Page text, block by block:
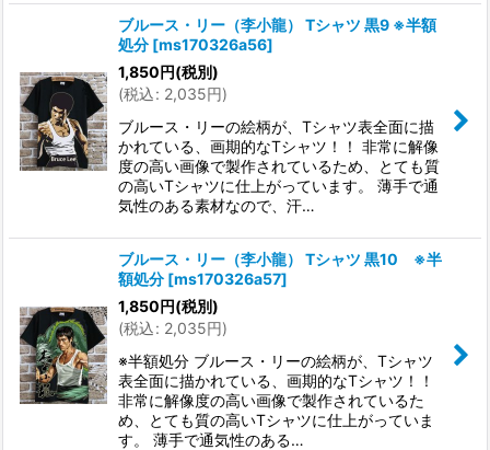
ブルース・リー（李小龍） Tシャツ 黒9 ※半額
処分 [ms170326a56]
1,850円(税別)
(税込: 2,035円)
ブルース・リーの絵柄が、Tシャツ表全面に描
かれている、画期的なTシャツ！！ 非常に解像
度の高い画像で製作されているため、とても質
の高いTシャツに仕上がっています。 薄手で通
気性のある素材なので、汗…
ブルース・リー（李小龍） Tシャツ 黒10 ※半
額処分 [ms170326a57]
1,850円(税別)
(税込: 2,035円)
※半額処分 ブルース・リーの絵柄が、Tシャツ
表全面に描かれている、画期的なTシャツ！！
非常に解像度の高い画像で製作されているた
め、とても質の高いTシャツに仕上がっていま
す。 薄手で通気性のある…